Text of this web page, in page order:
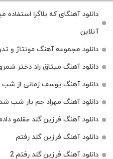
دانلود آهنگای که بلاگرا
آنلاین
دانلود مجموعه آهنگ مونتاژ و
دانلود آهنگ میثاق راد دختر
دانلود آهنگ یوسف زمانی از شب
دانلود آهنگ مهراد جم باز شب
دانلود آهنگ فرزین گلد عقلمو
دانلود آهنگ فرزین گلد رفتم
دانلود آهنگ فرزین گلد رفتم 2